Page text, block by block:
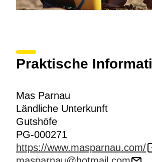
Praktische
Mas Parnau
Ländliche Unterkunft
Gutshöfe
PG-000271
https://www.masparnau.com/